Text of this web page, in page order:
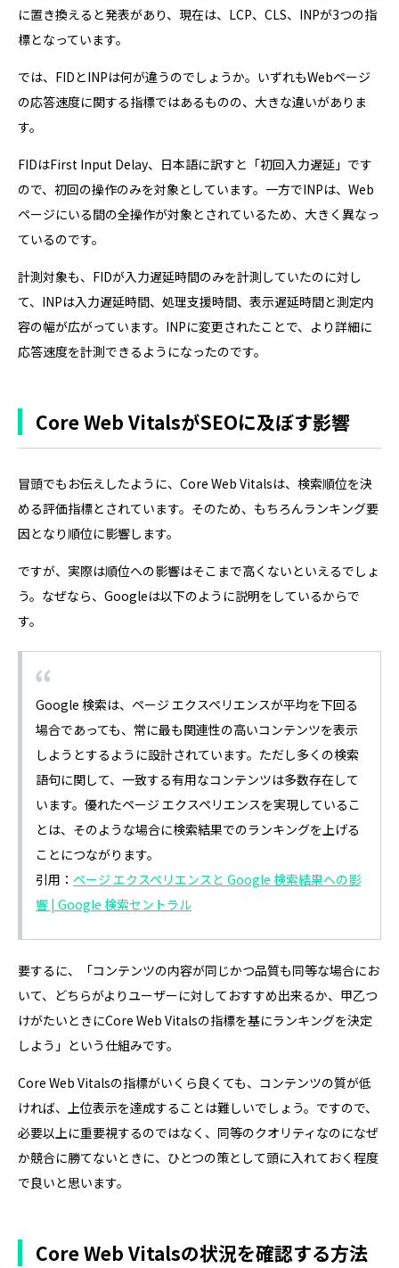
に置き換えると発表があり、現在は、LCP、CLS、INPが3つの指
標となっています。
では、FIDとINPは何が違うのでしょうか。いずれもWebページ
の応答速度に関する指標ではあるものの、大きな違いがありま
す。
FIDはFirst Input Delay、日本語に訳すと「初回入力遅延」です
ので、初回の操作のみを対象としています。一方でINPは、Web
ページにいる間の全操作が対象とされているため、大きく異なっ
ているのです。
計測対象も、FIDが入力遅延時間のみを計測していたのに対し
て、INPは入力遅延時間、処理支援時間、表示遅延時間と測定内
容の幅が広がっています。INPに変更されたことで、より詳細に
応答速度を計測できるようになったのです。
Core Web VitalsがSEOに及ぼす影響
冒頭でもお伝えしたように、Core Web Vitalsは、検索順位を決
める評価指標とされています。そのため、もちろんランキング要
因となり順位に影響します。
ですが、実際は順位への影響はそこまで高くないといえるでしょ
う。なぜなら、Googleは以下のように説明をしているからで
す。
Google 検索は、ページ エクスペリエンスが平均を下回る
場合であっても、常に最も関連性の高いコンテンツを表示
しようとするように設計されています。ただし多くの検索
語句に関して、一致する有用なコンテンツは多数存在して
います。優れたページ エクスペリエンスを実現しているこ
とは、そのような場合に検索結果でのランキングを上げる
ことにつながります。
引用： ページ エクスペリエンスと Google 検索結果への影
響 | Google 検索セントラル
要するに、「コンテンツの内容が同じかつ品質も同等な場合にお
いて、どちらがよりユーザーに対しておすすめ出来るか、甲乙つ
けがたいときにCore Web Vitalsの指標を基にランキングを決定
しよう」という仕組みです。
Core Web Vitalsの指標がいくら良くても、コンテンツの質が低
ければ、上位表示を達成することは難しいでしょう。ですので、
必要以上に重要視するのではなく、同等のクオリティなのになぜ
か競合に勝てないときに、ひとつの策として頭に入れておく程度
で良いと思います。
Core Web Vitalsの状況を確認する方法